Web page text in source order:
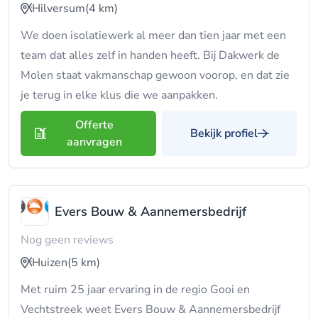
Hilversum(4 km)
We doen isolatiewerk al meer dan tien jaar met een
team dat alles zelf in handen heeft. Bij Dakwerk de
Molen staat vakmanschap gewoon voorop, en dat zie
je terug in elke klus die we aanpakken.
Offerte
aanvragen
Bekijk profiel
Evers Bouw & Aannemersbedrijf
Nog geen reviews
Huizen(5 km)
Met ruim 25 jaar ervaring in de regio Gooi en
Vechtstreek weet Evers Bouw & Aannemersbedrijf